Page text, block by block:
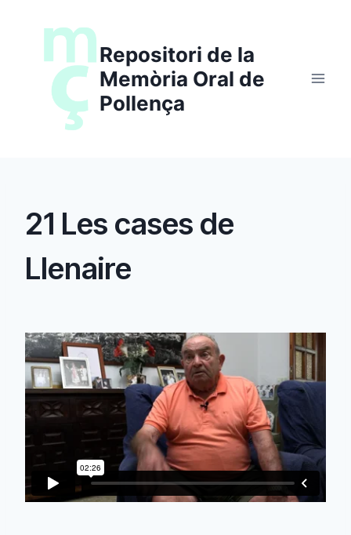
Repositori de la
Memòria Oral de
Pollença
21 Les cases de
Llenaire